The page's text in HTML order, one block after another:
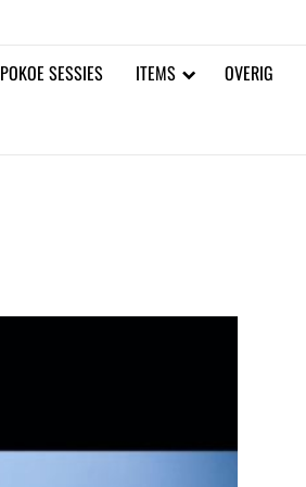
POKOE SESSIES ITEMS OVERIG